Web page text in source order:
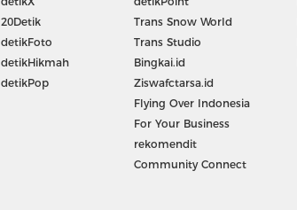
20Detik
detikFoto
detikHikmah
detikPop
Trans Snow World
Trans Studio
Bingkai.id
Ziswafctarsa.id
Flying Over Indonesia
For Your Business
rekomendit
Community Connect